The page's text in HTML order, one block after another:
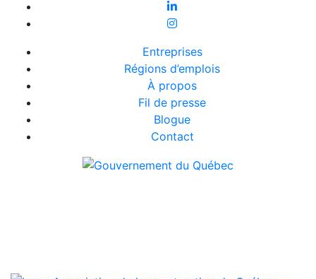
Entreprises
Régions d’emplois
À propos
Fil de presse
Blogue
Contact